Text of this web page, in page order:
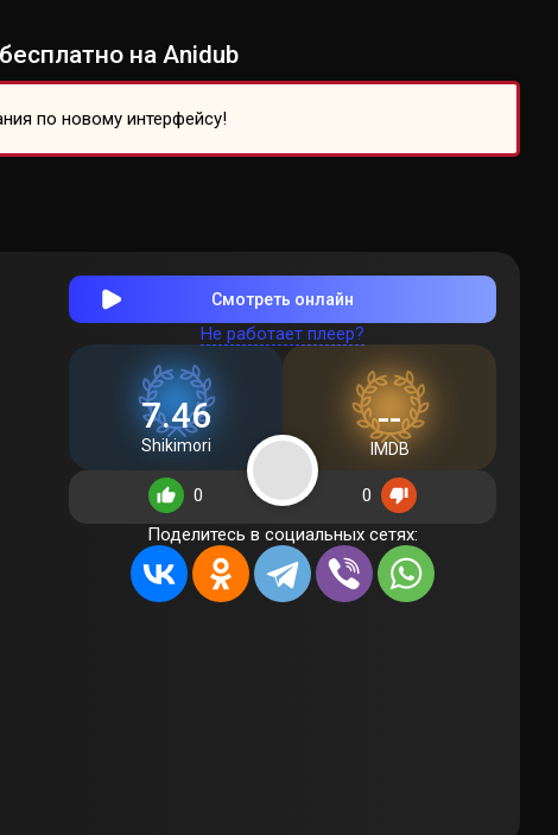
на Anidub
по новому интерфейсу!
Смотреть онлайн
Не работает плеер?
7.46
Shikimori
--
IMDB
0
0
Поделитесь в социальных сетях: